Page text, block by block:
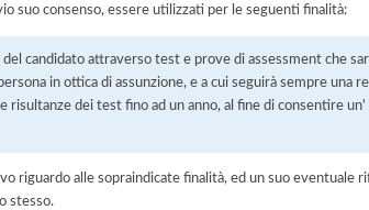
suo consenso, essere utilizzati per le seguenti finalità:
candidato attraverso test e prove di assessment che
in ottica di assunzione, e a cui seguirà sempre una
risultanze dei test fino ad un anno, al fine di consentire
riguardo alle sopraindicate finalità, ed un suo
stesso.